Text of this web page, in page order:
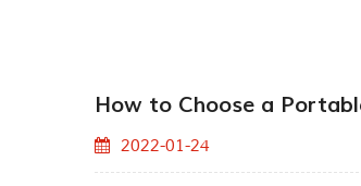
How to Choose a
2022-01-24